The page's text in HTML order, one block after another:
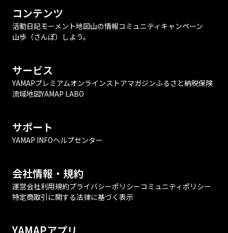
コンテンツ
活動日記モーメント地図山の情報コミュニティ キャンペーン
山歩（さんぽ）しよう。
サービス
YAMAPプレミアムオンラインストアマガジンふるさと納税保険
流域地図YAMAP LABO
サポート
YAMAP INFOヘルプセンター
会社情報・規約
運営会社利用規約プライバシーポリシーコミュニティポリシー
特定商取引に関する法律に基づく表示